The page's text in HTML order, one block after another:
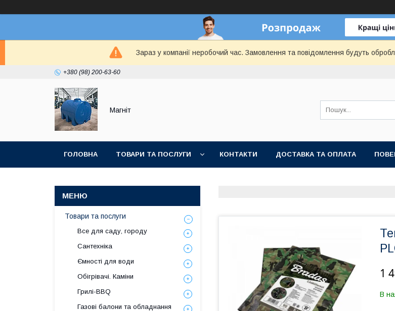
Зараз у компанії неробочий час. Замовлення та повідомлення будуть
+380 (98) 200-63-60
Магніт
ГОЛОВНА ТОВАРИ ТА ПОСЛУГИ КОНТАКТИ ДОСТАВКА ТА ОПЛАТА
1
В
Товари та послуги
Все для саду, городу
Сантехніка
Ємності для води
Обігрівачі. Каміни
Грилі-BBQ
Газові балони та обладнання